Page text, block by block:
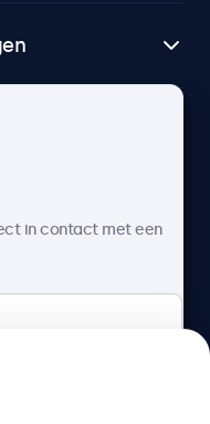
in contact met een